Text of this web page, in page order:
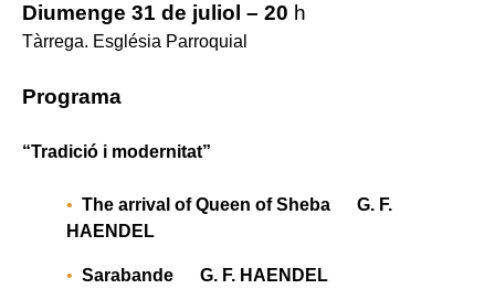
Diumenge 31 de juliol – 20 h
Tàrrega. Església Parroquial
Programa
“Tradició i modernitat”
The arrival of Queen of Sheba G. F.
HAENDEL
Sarabande G. F. HAENDEL